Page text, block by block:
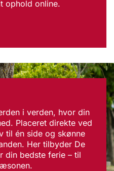
ophold online.
i verden, hvor din
Placeret direkte ved
til én side og skønne
Her tilbyder De
din bedste ferie – til